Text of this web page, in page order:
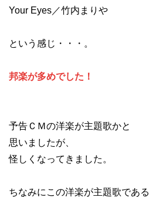
Your Eyes／竹内まりや
という感じ・・・。
邦楽が多めでした！
予告ＣＭの洋楽が主題歌かと
思いましたが、
怪しくなってきました。
ちなみにこの洋楽が主題歌である